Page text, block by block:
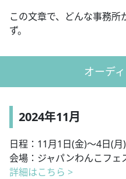
この文章で、どんな事務所
ず。
オーデ
2024年11月
日程：11月1日(金)〜4日(月)
会場：ジャパンわんこフェ
詳細はこちら >